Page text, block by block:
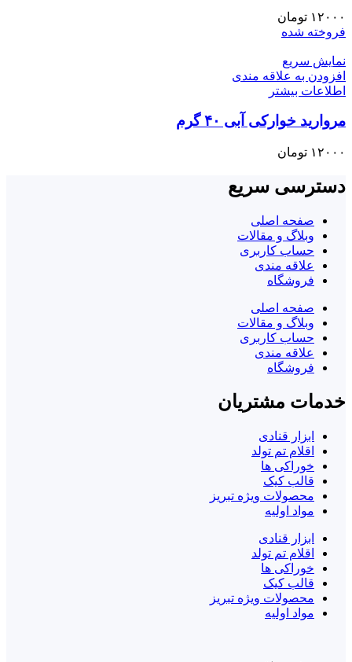
۱۲۰۰۰ تومان
فروخته شده
نمایش سریع
افزودن به علاقه مندی
اطلاعات بیشتر
مروارید خوارکی آبی ۴۰ گرم
۱۲۰۰۰ تومان
دسترسی سریع
صفحه اصلی
وبلاگ و مقالات
حساب کاربری
علاقه مندی
فروشگاه
صفحه اصلی
وبلاگ و مقالات
حساب کاربری
علاقه مندی
فروشگاه
خدمات مشتریان
ابزار قنادی
اقلام تم تولد
خوراکی ها
قالب کیک
محصولات ویژه تبریز
مواد اولیه
ابزار قنادی
اقلام تم تولد
خوراکی ها
قالب کیک
محصولات ویژه تبریز
مواد اولیه